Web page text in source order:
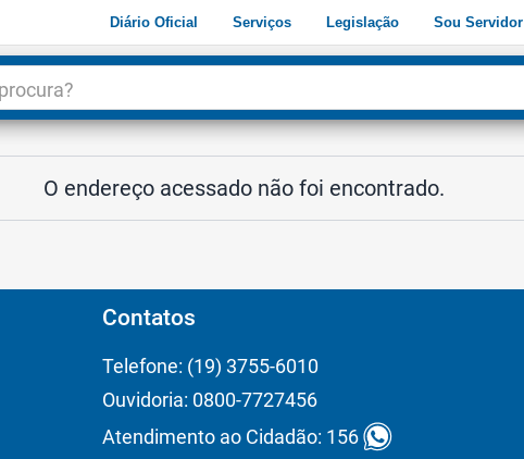
Diário Oficial Serviços Legislação Sou Servidor
O endereço acessado não foi encontrado.
Contatos
Telefone: (19) 3755-6010
Ouvidoria: 0800-7727456
Atendimento ao Cidadão: 156